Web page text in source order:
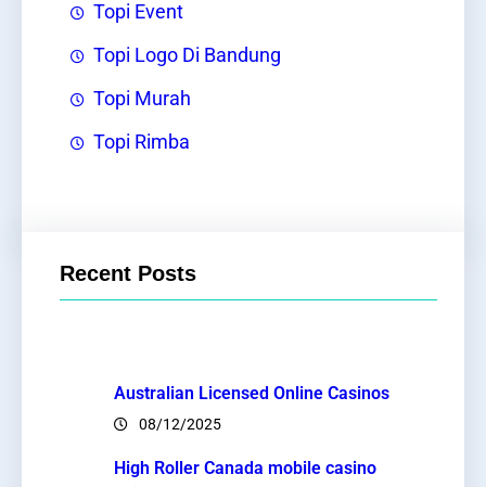
Topi Event
Topi Logo Di Bandung
Topi Murah
Topi Rimba
Recent Posts
Australian Licensed Online Casinos
08/12/2025
High Roller Canada mobile casino